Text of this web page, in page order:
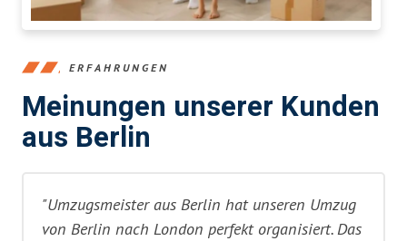
ERFAHRUNGEN
Meinungen unserer Kunden
aus Berlin
"Umzugsmeister aus Berlin hat unseren Umzug
von Berlin nach London perfekt organisiert. Das